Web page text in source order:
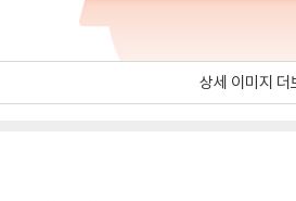
상세 이미지 더